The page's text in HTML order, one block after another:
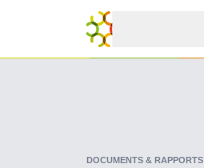
DOCUMENTS & RAPPORTS